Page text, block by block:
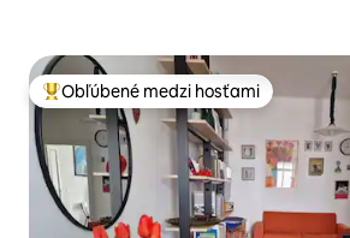
Najobľúbenejšie medzi hosťami
Obľúbené medzi hosťami